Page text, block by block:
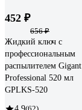
452 ₽
656 ₽
Жидкий ключ с
профессиональным
распылителем Gigant
Professional 520 мл
GPLKS-520